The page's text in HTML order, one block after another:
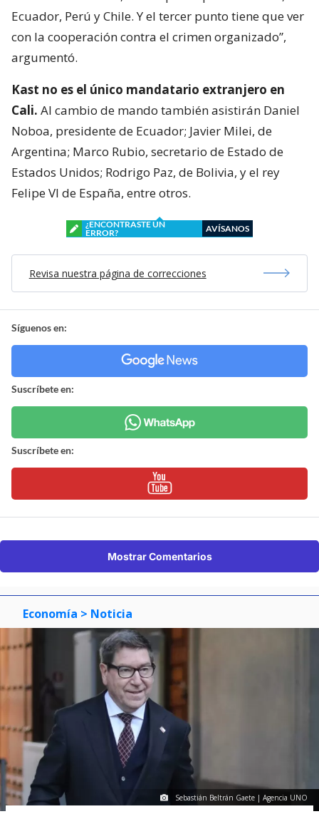
Ecuador, Perú y Chile. Y el tercer punto tiene que ver
con la cooperación contra el crimen organizado”,
argumentó.
Kast no es el único mandatario extranjero en
Cali. Al cambio de mando también asistirán Daniel
Noboa, presidente de Ecuador; Javier Milei, de
Argentina; Marco Rubio, secretario de Estado de
Estados Unidos; Rodrigo Paz, de Bolivia, y el rey
Felipe VI de España, entre otros.
¿ENCONTRASTE UN
ERROR?
AVÍSANOS
Revisa nuestra página de correcciones
Síguenos en:
Suscríbete en:
Suscríbete en:
Mostrar Comentarios
Economía > Noticia
Sebastián Beltrán Gaete | Agencia UNO